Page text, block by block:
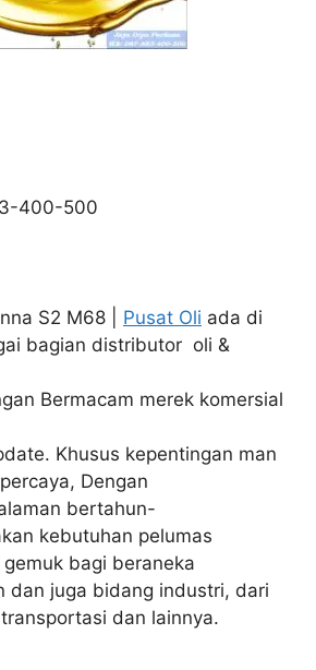
400-500
S2 M68 | Pusat Oli ada di
bagian distributor oli &
Bermacam merek komersial
Khusus kepentingan man
Dengan
bertahun-
kebutuhan pelumas
bagi beraneka
dan juga bidang industri, dari
dan lainnya.